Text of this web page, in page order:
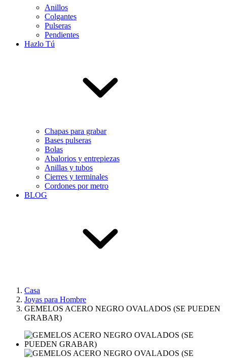
Anillos
Colgantes
Pulseras
Pendientes
Hazlo Tú
Chapas para grabar
Bases pulseras
Bolas
Abalorios y entrepiezas
Anillas y tubos
Cierres y terminales
Cordones por metro
BLOG
Casa
Joyas para Hombre
GEMELOS ACERO NEGRO OVALADOS (SE PUEDEN
GRABAR)